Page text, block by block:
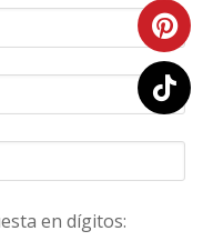
en dígitos: